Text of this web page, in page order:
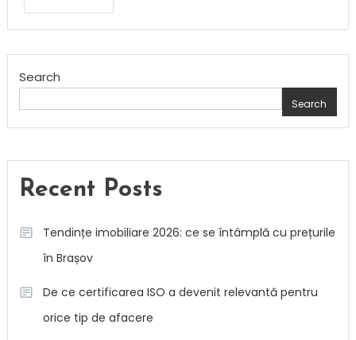
Search
Search
Recent Posts
Tendințe imobiliare 2026: ce se întâmplă cu prețurile
în Brașov
De ce certificarea ISO a devenit relevantă pentru
orice tip de afacere